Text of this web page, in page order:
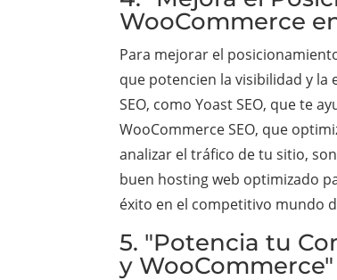
WooCommerce
Para mejorar el
que potencien la visibilidad y la
SEO, como Yoast SEO, que te
WooCommerce SEO, que
analizar el tráfico de tu sitio,
buen hosting web optimizado
éxito en el competitivo mundo
5. "Potencia tu
y WooCommerce"